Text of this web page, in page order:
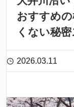
おすすめ
くない秘密
2026.03.11